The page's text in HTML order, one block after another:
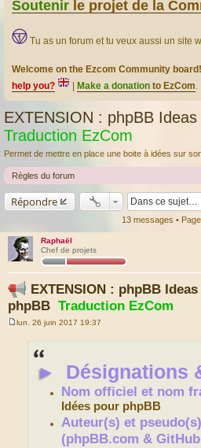
Soutenir le projet de la
Tu as un forum et tu veux aussi un site
Welcome on the Ezcom Community board!
help you?
Make a donation to EzCom.
EXTENSION : phpBB
Traduction EzCom
Permet de mettre en place une boite à idées sur
Règles du forum
Répondre
13 messages • Page
Raphaël
Chef de projets
EXTENSION : phpBB
phpBB Traduction EzCom
lun. 26 juin 2017 19:37
► Désignations
Nom officiel et nom
Idées pour phpBB
Auteur(s) et
(phpBB.com &